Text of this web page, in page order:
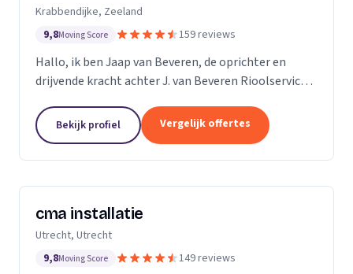
Krabbendijke, Zeeland
9,8Moving Score 159 reviews
Hallo, ik ben Jaap van Beveren, de oprichter en
drijvende kracht achter J. van Beveren Rioolservice.
ook een gepassioneerde piloot in mijn vrije tijd....
Bekijk profiel Vergelijk offertes
cma installatie
Utrecht, Utrecht
9,8Moving Score 149 reviews